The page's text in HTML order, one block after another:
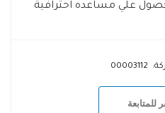
علي مساعده احترافية
للمتابعة